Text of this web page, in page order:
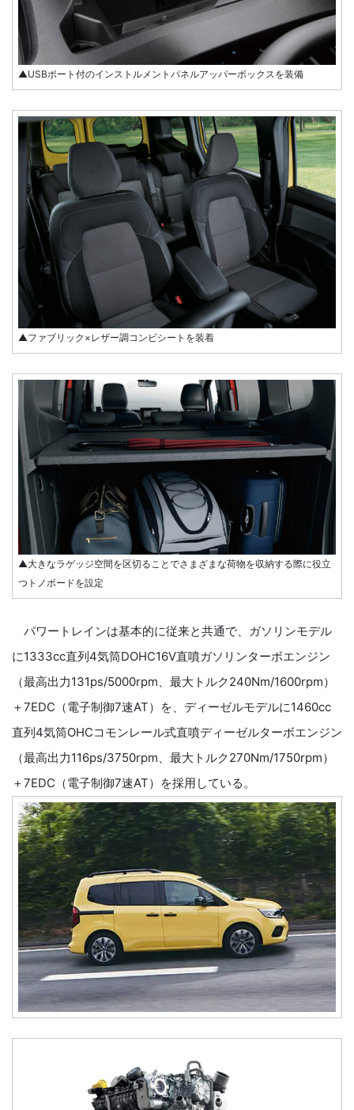
▲USBポート付のインストルメントパネルアッパーボックスを装備
▲ファブリック×レザー調コンビシートを装着
▲大きなラゲッジ空間を区切ることでさまざまな荷物を収納する際に役立
つトノボードを設定
パワートレインは基本的に従来と共通で、ガソリンモデル
に1333cc直列4気筒DOHC16V直噴ガソリンターボエンジン
（最高出力131ps/5000rpm、最大トルク240Nm/1600rpm）
＋7EDC（電子制御7速AT）を、ディーゼルモデルに1460cc
直列4気筒OHCコモンレール式直噴ディーゼルターボエンジン
（最高出力116ps/3750rpm、最大トルク270Nm/1750rpm）
＋7EDC（電子制御7速AT）を採用している。